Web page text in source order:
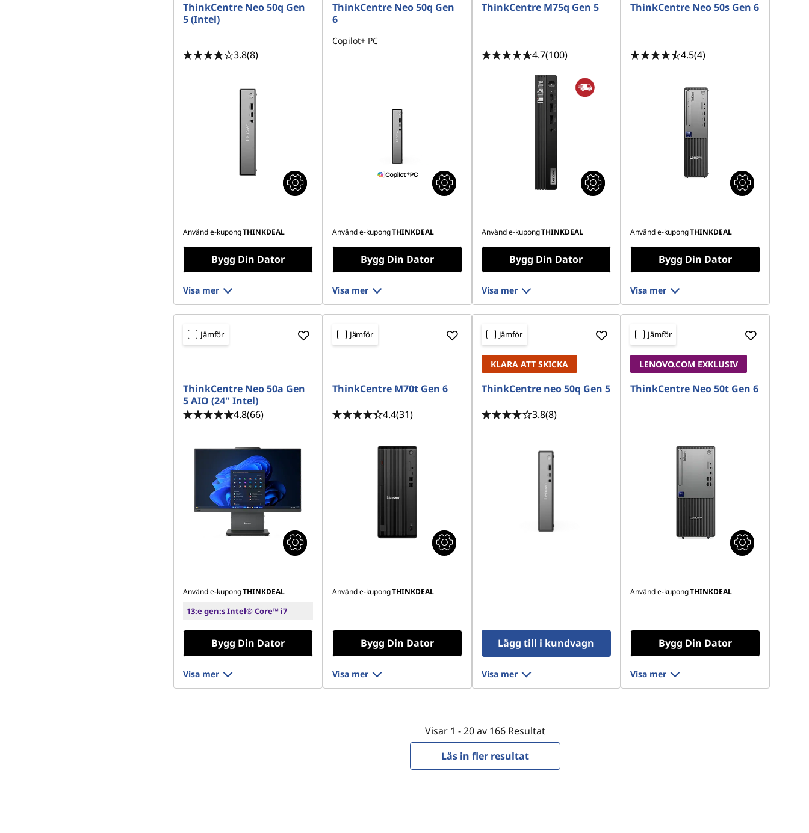
ThinkCentre Neo 50q Gen
5 (Intel)
3.8(8)
Använd e-kupongTHINKDEAL
Bygg Din Dator
Visa mer
ThinkCentre Neo 50q Gen
6
Copilot+ PC
Använd e-kupongTHINKDEAL
Bygg Din Dator
Visa mer
ThinkCentre M75q Gen 5
4.7(100)
Använd e-kupongTHINKDEAL
Bygg Din Dator
Visa mer
ThinkCentre Neo 50s Gen 6
4.5(4)
Använd e-kupongTHINKDEAL
Bygg Din Dator
Visa mer
Jämför
ThinkCentre Neo 50a Gen
5 AIO (24" Intel)
4.8(66)
Använd e-kupongTHINKDEAL
13:e gen:s Intel® Core™ i7
Bygg Din Dator
Visa mer
Jämför
ThinkCentre M70t Gen 6
4.4(31)
Använd e-kupongTHINKDEAL
Bygg Din Dator
Visa mer
Jämför
KLARA ATT SKICKA
ThinkCentre neo 50q Gen 5
3.8(8)
Lägg till i kundvagn
Visa mer
Jämför
LENOVO.COM EXKLUSIV
ThinkCentre Neo 50t Gen 6
Använd e-kupongTHINKDEAL
Bygg Din Dator
Visa mer
Visar 1 -20av 166 Resultat
Läs in fler resultat